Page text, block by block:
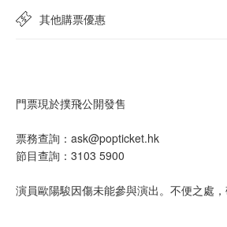
其他購票優惠
門票現於撲飛公開發售
票務查詢：ask@popticket.hk
節目查詢：3103 5900
演員歐陽駿因傷未能參與演出。不便之處，